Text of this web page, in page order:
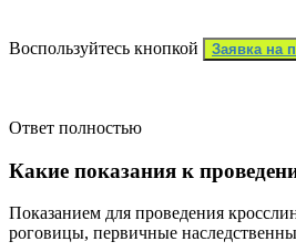
Воспользуйтесь кнопкой Заявка на
Ответ полностью
Какие показания к
Показанием для проведения
роговицы, первичные